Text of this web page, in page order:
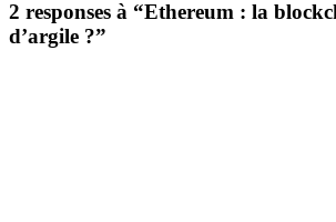
2 responses à “Ethereum : la
d’argile ?”